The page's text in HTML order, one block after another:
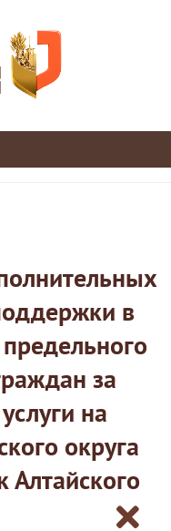
в
за
на
округа
Алтайского